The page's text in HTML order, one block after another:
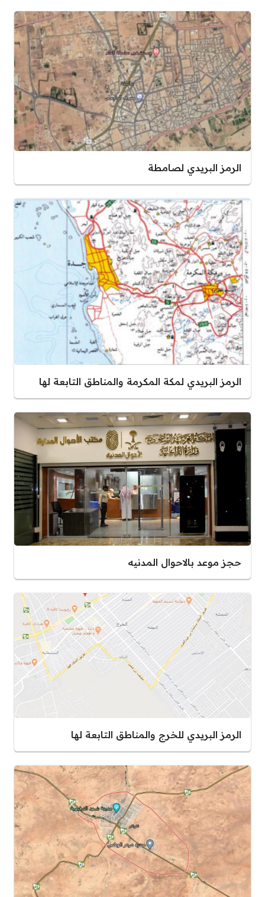
الرمز البريدي لصامطة
الرمز البريدي لمكة المكرمة والمناطق التابعة لها
حجز موعد بالاحوال المدنيه
الرمز البريدي للخرج والمناطق التابعة لها